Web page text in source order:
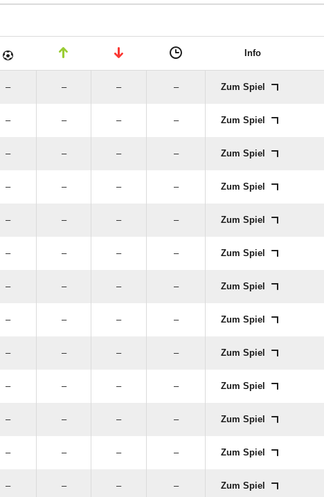
Info
– – – – Zum Spiel
– – – – Zum Spiel
– – – – Zum Spiel
– – – – Zum Spiel
– – – – Zum Spiel
– – – – Zum Spiel
– – – – Zum Spiel
– – – – Zum Spiel
– – – – Zum Spiel
– – – – Zum Spiel
– – – – Zum Spiel
– – – – Zum Spiel
– – – – Zum Spiel